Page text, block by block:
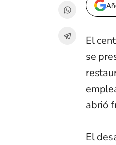
El
se
abrió
El